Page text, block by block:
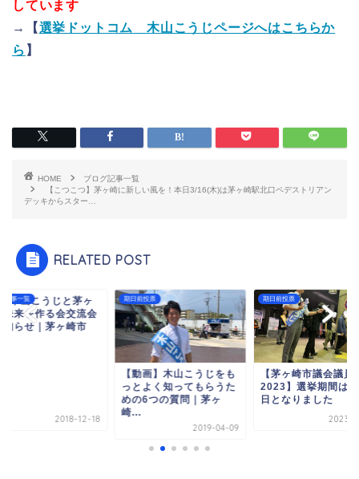
しています
→【選挙ドットコム 木山こうじページへはこちらか
ら 】
HOME
ブログ記事一覧
【こつこつ】茅ヶ崎に新しい風を！本日3/16(木)は茅ヶ崎駅北口ペデストリアン
デッキからスター…
RELATED POST
記事一覧
木山こうじと茅ヶ
未来を作る会交流会
知らせ｜茅ヶ崎市
2018-12-18
期日前投票
【動画】木山こうじをも
っとよく知ってもらうた
めの6つの質問｜茅ヶ
崎...
2019-04-09
期日前投票
【茅ヶ崎市議会議員
2023】選挙期間は
日となりました
2023-